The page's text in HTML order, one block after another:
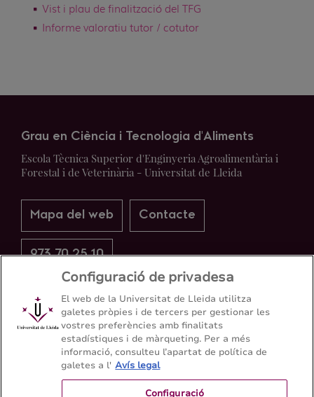
Vist i plau de finalització del TFG
Informe valoratiu tutor / cotutor
Grau en Ciència i Tecnologia d'Aliments
Escola Tècnica Superior d'Enginyeria Agroalimentària i
Forestal i de Veterinària - Universitat de Lleida
Mapa del web Contacte
973 70 25 10
Configuració de privadesa
El web de la Universitat de Lleida utilitza
galetes pròpies i de tercers per gestionar les
vostres preferències amb finalitats
estadístiques i de màrqueting. Per a més
informació, consulteu l’apartat de política de
galetes a l' Avís legal
Configuració